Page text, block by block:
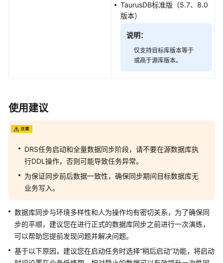
白
书
API
参
考
考
常
见
TaurusDB标准版（5.7、8.0
版本）
说明：
仅支持目标库版本等于
或高于源库版本。
使用建议
DRS任务启动和全量数据同步阶段，请不要在源数据库执
行DDL操作，否则可能导致任务异常。
为保证同步前后数据一致性，确保同步期间目标数据库无
业务写入。
数据库同步与环境多样性和人为操作均有密切关系，为了确保同
步的平顺，建议您在进行正式的数据库同步之前进行一次演练，
可以帮助您提前发现问题并解决问题。
基于以下原因，建议您在启动任务时选择“稍后启动”功能，将启动